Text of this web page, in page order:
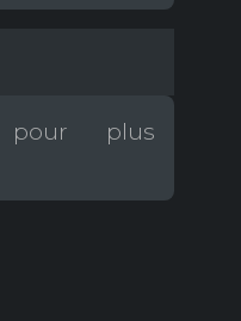
pour plus